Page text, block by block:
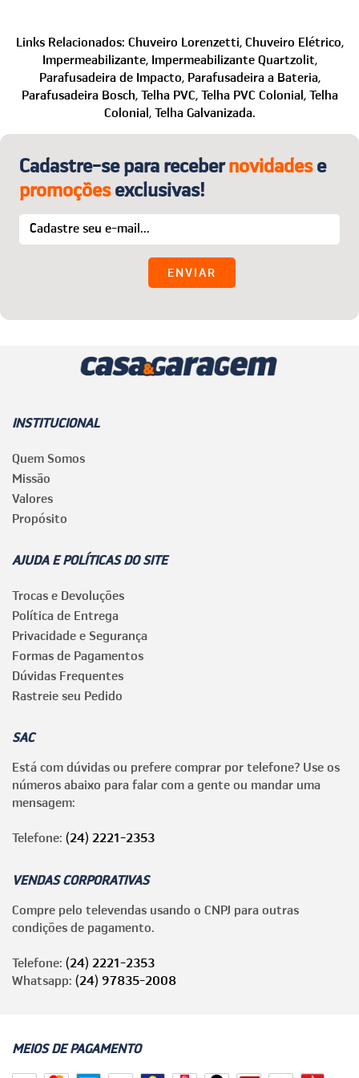
instruções necessárias.
O melhor:
a primeira troca é por nossa conta! Para
detalhes, acesse o menu “Trocas e Devoluções”.
site, fale com a gente que auxiliamos na finalização da
compra e no que mais precisar.
Telefone: (24) 2221-2353
WhatsApp: (24) 99850-1622
sac@casaegaragem.com.br
Links Relacionados: Chuveiro Lorenzetti, Chuveiro Elétrico,
Impermeabilizante, Impermeabilizante Quartzolit,
Parafusadeira de Impacto, Parafusadeira a Bateria,
Parafusadeira Bosch, Telha PVC, Telha PVC Colonial, Telha
Colonial, Telha Galvanizada.
Cadastre-se para recebernovidadese
promoçõesexclusivas!
INSTITUCIONAL
Quem Somos
Missão
Valores
Propósito
AJUDA E POLÍTICAS DO SITE
Trocas e Devoluções
Política de Entrega
Privacidade e Segurança
Formas de Pagamentos
Dúvidas Frequentes
Rastreie seu Pedido
SAC
Está com dúvidas ou prefere comprar por telefone? Use os
números abaixo para falar com a gente ou mandar uma
mensagem:
Telefone: (24) 2221-2353
VENDAS CORPORATIVAS
Compre pelo televendas usando o CNPJ para outras
condições de pagamento.
Telefone: (24) 2221-2353
Whatsapp: (24) 97835-2008
MEIOS DE PAGAMENTO